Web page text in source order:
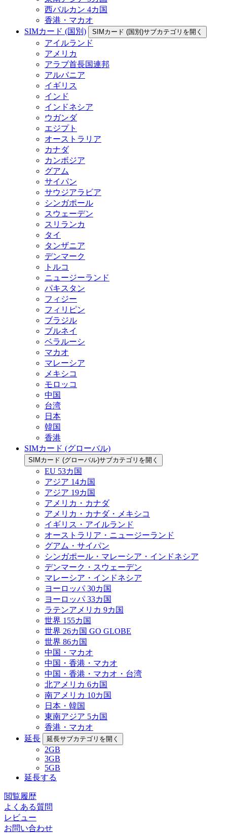
西バルカン 4カ国
香港・マカオ
SIMカード (国別)
SIMカード (国別)サブカテゴリを開く
アイルランド
アメリカ
アラブ首長国連邦
アルバニア
イギリス
インド
インドネシア
ウガンダ
エジプト
オーストラリア
カナダ
カンボジア
グアム
サイパン
サウジアラビア
シンガポール
スウェーデン
スリランカ
タイ
タンザニア
デンマーク
トルコ
ニュージーランド
パキスタン
フィジー
フィリピン
ブラジル
ブルネイ
ベラルーシ
マカオ
マレーシア
メキシコ
モロッコ
中国
台湾
日本
韓国
香港
SIMカード (グローバル)
SIMカード (グローバル)サブカテゴリを開く
EU 53カ国
アジア 14カ国
アジア 19カ国
アメリカ・カナダ
アメリカ・カナダ・メキシコ
イギリス・アイルランド
オーストラリア・ニュージーランド
グアム・サイパン
シンガポール・マレーシア・インドネシア
デンマーク・スウェーデン
マレーシア・インドネシア
ヨーロッパ 30カ国
ヨーロッパ 33カ国
ラテンアメリカ 9カ国
世界 155カ国
世界 26カ国 GO GLOBE
世界 86カ国
中国・マカオ
中国・香港・マカオ
中国・香港・マカオ・台湾
北アメリカ 6カ国
南アメリカ 10カ国
日本・韓国
東南アジア 5カ国
香港・マカオ
延長
延長サブカテゴリを開く
2GB
3GB
5GB
延長する
閲覧履歴
よくある質問
レビュー
お問い合わせ